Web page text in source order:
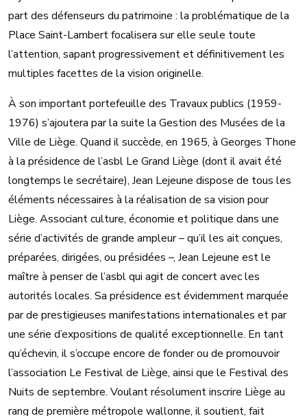
part des défenseurs du patrimoine : la problématique de la
Place Saint-Lambert focalisera sur elle seule toute
l’attention, sapant progressivement et définitivement les
multiples facettes de la vision originelle.
À son important portefeuille des Travaux publics (1959-
1976) s’ajoutera par la suite la Gestion des Musées de la
Ville de Liège. Quand il succède, en 1965, à Georges Thone
à la présidence de l’asbl Le Grand Liège (dont il avait été
longtemps le secrétaire), Jean Lejeune dispose de tous les
éléments nécessaires à la réalisation de sa vision pour
Liège. Associant culture, économie et politique dans une
série d’activités de grande ampleur – qu’il les ait conçues,
préparées, dirigées, ou présidées –, Jean Lejeune est le
maître à penser de l’asbl qui agit de concert avec les
autorités locales. Sa présidence est évidemment marquée
par de prestigieuses manifestations internationales et par
une série d’expositions de qualité exceptionnelle. En tant
qu’échevin, il s’occupe encore de fonder ou de promouvoir
l’association Le Festival de Liège, ainsi que le Festival des
Nuits de septembre. Voulant résolument inscrire Liège au
rang de première métropole wallonne, il soutient, fait